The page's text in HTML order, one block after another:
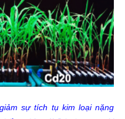
sự tích tụ kim loại nặng